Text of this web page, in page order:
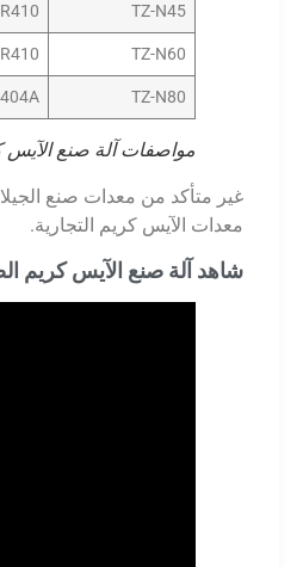
TZ-N45
TZ-N60
TZ-N80
مواصفات آلة صنع الآيس
غير متأكد من معدات صنع
معدات الآيس كريم التجارية.
شاهد آلة صنع الآيس كريم